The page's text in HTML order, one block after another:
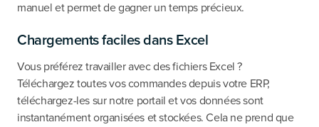
manuel et permet de gagner un temps précieux.
Chargements faciles dans Excel
Vous préférez travailler avec des fichiers Excel ?
Téléchargez toutes vos commandes depuis votre ERP,
téléchargez-les sur notre portail et vos données sont
instantanément organisées et stockées. Cela ne prend que